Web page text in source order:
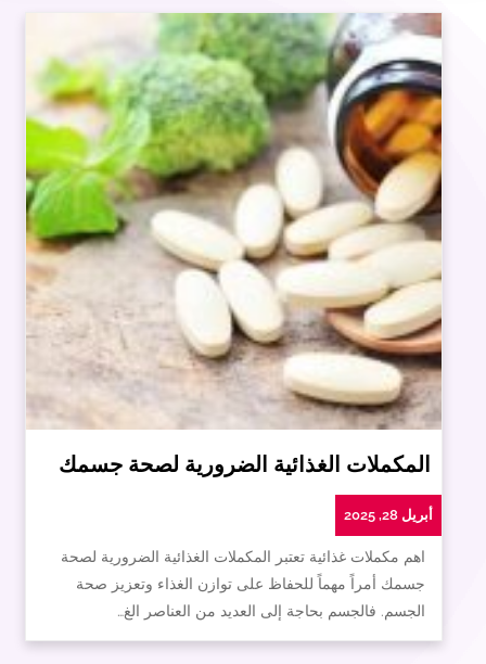
المكملات الغذائية الضرورية لصحة جسمك
أبريل 28, 2025
اهم مكملات غذائية تعتبر المكملات الغذائية الضرورية لصحة
جسمك أمراً مهماً للحفاظ على توازن الغذاء وتعزيز صحة
الجسم. فالجسم بحاجة إلى العديد من العناصر الغ…